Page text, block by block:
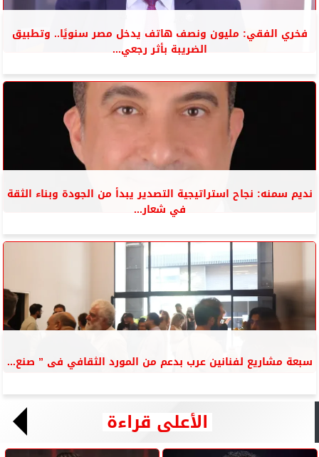
فخري الفقي: مليون ونصف هاتف يدخل مصر سنويًا.. وتطبيق
الضريبة بأثر رجعي...
نديم سمنه: نجاح استراتيجية التصدير يبدأ من الجودة وبناء الثقة
في شعار...
سبعة مشاريع لفنانين عرب بدعم من المورد الثقافي فى ” صنع...
الأعلى قراءة